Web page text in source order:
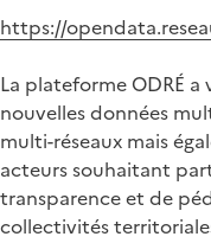
https://
La plateforme ODRÉ a
nouvelles données
multi-réseaux mais
acteurs souhaitant
transparence et de
collectivités